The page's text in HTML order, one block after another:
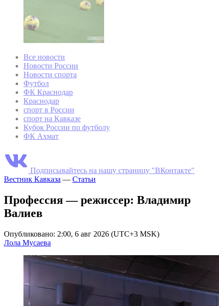
Все новости
Новости России
Новости спорта
Футбол
ФК Краснодар
Краснодар
спорт в России
спорт на Кавказе
Кубок России по футболу
ФК Ахмат
Подписывайтесь на нашу страницу "ВКонтакте"
Вестник Кавказа — Статьи
Профессия — режиссер: Владимир
Валиев
Опубликовано: 2:00, 6 авг 2026 (UTC+3 MSK)
Лола Мусаева